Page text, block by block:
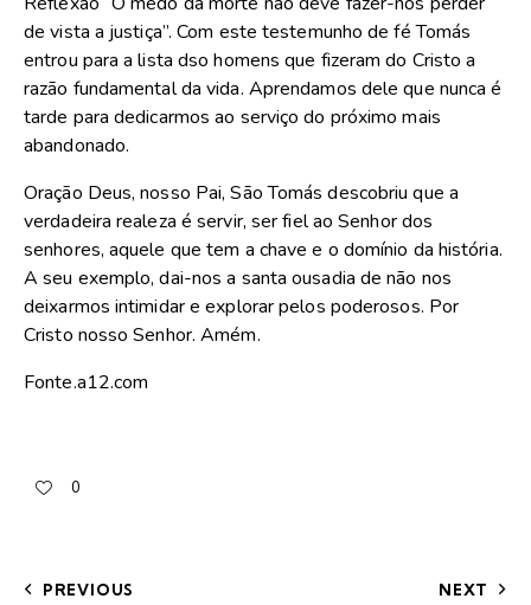
de vista a justiça”. Com este testemunho de fé Tomás
entrou para a lista dso homens que fizeram do Cristo a
razão fundamental da vida. Aprendamos dele que nunca é
tarde para dedicarmos ao serviço do próximo mais
abandonado.
Oração Deus, nosso Pai, São Tomás descobriu que a
verdadeira realeza é servir, ser fiel ao Senhor dos
senhores, aquele que tem a chave e o domínio da história.
A seu exemplo, dai-nos a santa ousadia de não nos
deixarmos intimidar e explorar pelos poderosos. Por
Cristo nosso Senhor. Amém.
Fonte.a12.com
0
PREVIOUS NEXT